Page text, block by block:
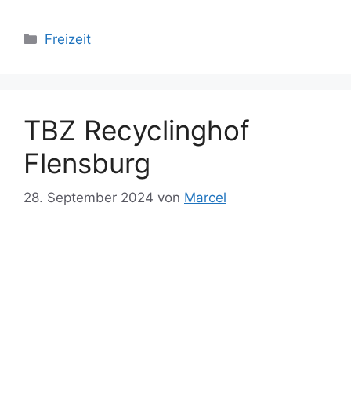
Kategorien
Freizeit
TBZ Recyclinghof
Flensburg
28. September 2024 von Marcel